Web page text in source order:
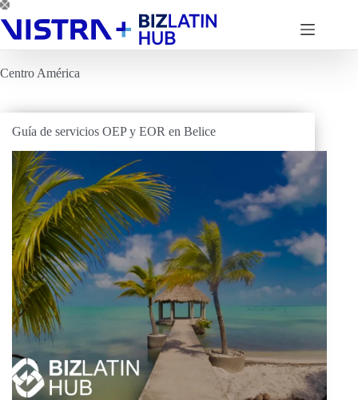
Saltar
al
contenido
Centro América
Guía de servicios OEP y EOR en Belice